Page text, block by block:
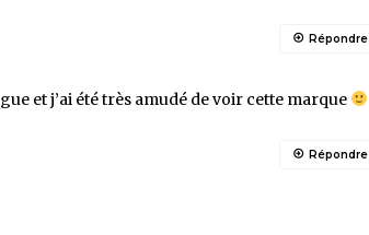
et j’ai été très amudé de voir cette marque
Répondre
Répondre